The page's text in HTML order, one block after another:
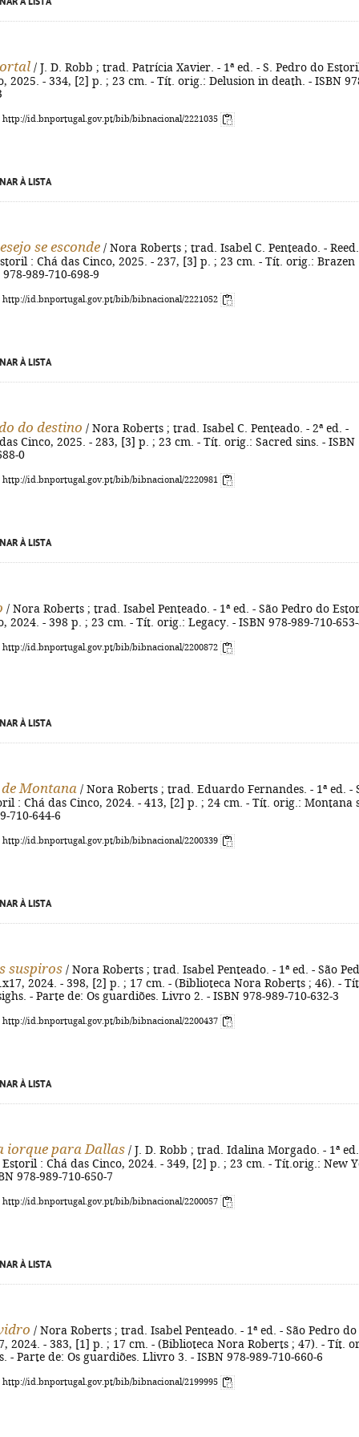
/ J. D. Robb ; trad. Patrícia Xavier. - 1ª ed. - S. Pedro do
2025. - 334, [2] p. ; 23 cm. - Tít. orig.: Delusion in death. - ISBN
id.bnportugal.gov.pt/bib/bibnacional/2221035
À LISTA
se esconde / Nora Roberts ; trad. Isabel C. Penteado. -
: Chá das Cinco, 2025. - 237, [3] p. ; 23 cm. - Tít. orig.: Brazen
989-710-698-9
id.bnportugal.gov.pt/bib/bibnacional/2221052
À LISTA
do destino / Nora Roberts ; trad. Isabel C. Penteado. - 2ª ed. -
Cinco, 2025. - 283, [3] p. ; 23 cm. - Tít. orig.: Sacred sins. - ISBN
0
id.bnportugal.gov.pt/bib/bibnacional/2220981
À LISTA
/ Nora Roberts ; trad. Isabel Penteado. - 1ª ed. - São Pedro do
2024. - 398 p. ; 23 cm. - Tít. orig.: Legacy. - ISBN 978-989-710-
id.bnportugal.gov.pt/bib/bibnacional/2200872
À LISTA
de Montana / Nora Roberts ; trad. Eduardo Fernandes. - 1ª ed. -
: Chá das Cinco, 2024. - 413, [2] p. ; 24 cm. - Tít. orig.: Montana
710-644-6
id.bnportugal.gov.pt/bib/bibnacional/2200339
À LISTA
suspiros / Nora Roberts ; trad. Isabel Penteado. - 1ª ed. - São
2024. - 398, [2] p. ; 17 cm. - (Biblioteca Nora Roberts ; 46). - Tít.
- Parte de: Os guardiões. Livro 2. - ISBN 978-989-710-632-3
id.bnportugal.gov.pt/bib/bibnacional/2200437
À LISTA
iorque para Dallas / J. D. Robb ; trad. Idalina Morgado. - 1ª
Estoril : Chá das Cinco, 2024. - 349, [2] p. ; 23 cm. - Tít.orig.: New
978-989-710-650-7
id.bnportugal.gov.pt/bib/bibnacional/2200057
À LISTA
/ Nora Roberts ; trad. Isabel Penteado. - 1ª ed. - São Pedro do
2024. - 383, [1] p. ; 17 cm. - (Biblioteca Nora Roberts ; 47). - Tít.
- Parte de: Os guardiões. Llivro 3. - ISBN 978-989-710-660-6
id.bnportugal.gov.pt/bib/bibnacional/2199995